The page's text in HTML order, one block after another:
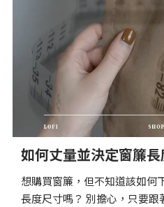
如何丈量並決定窗簾
想購買窗簾，但不知道該如何
長度尺寸嗎？ 別擔心，只要